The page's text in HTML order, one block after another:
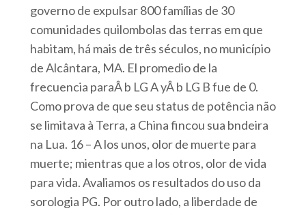
governo de expulsar 800 famílias de 30
comunidades quilombolas das terras em que
habitam, há mais de três séculos, no município
de Alcântara, MA. El promedio de la
frecuencia paraÂ b LG A yÂ b LG B fue de 0.
Como prova de que seu status de potência não
se limitava à Terra, a China fincou sua bndeira
na Lua. 16 – A los unos, olor de muerte para
muerte; mientras que a los otros, olor de vida
para vida. Avaliamos os resultados do uso da
sorologia PG. Por outro lado, a liberdade de